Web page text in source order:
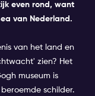
even rond, want
van Nederland.
van het land en
zien? Het
museum is
schilder.